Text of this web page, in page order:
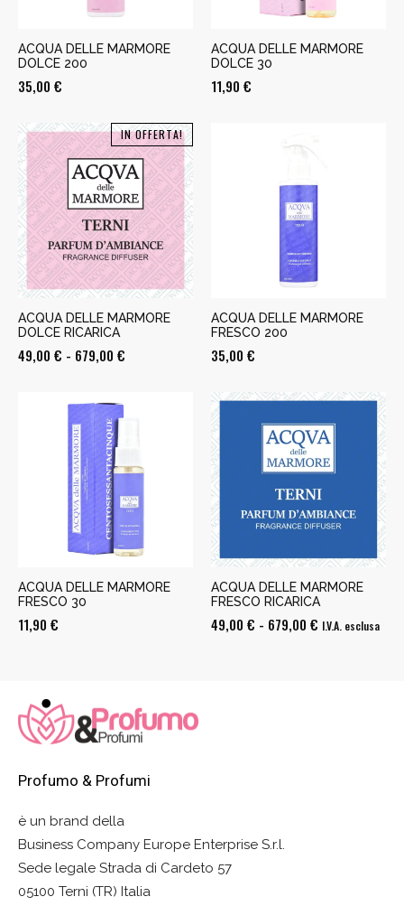
ACQUA DELLE MARMORE
DOLCE 200
35,00 €
ACQUA DELLE MARMORE
DOLCE 30
11,90 €
IN OFFERTA!
ACQUA DELLE MARMORE
DOLCE RICARICA
49,00 € - 679,00 €
a
ACQUA DELLE MARMORE
FRESCO 200
35,00 €
ACQUA DELLE MARMORE
FRESCO 30
11,90 €
ACQUA DELLE MARMORE
FRESCO RICARICA
49,00 € - 679,00 € Fascia
I.V.A. esclusa
Profumo & Profumi
è un brand della
Business Company Europe Enterprise S.r.l.
Sede legale Strada di Cardeto 57
05100 Terni (TR) Italia